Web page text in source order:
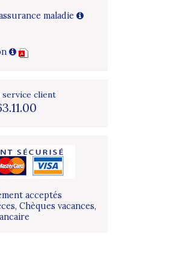
maladie
service client
acceptés
Chèques vacances,